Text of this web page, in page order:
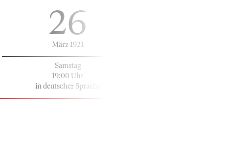
26
März 1921
Samstag
19:00 Uhr
in deutscher Sprache